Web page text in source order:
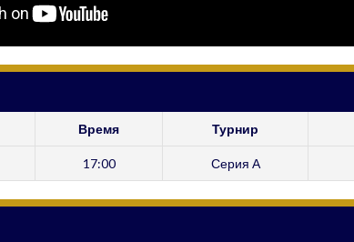
Время Турнир
17:00 Серия А